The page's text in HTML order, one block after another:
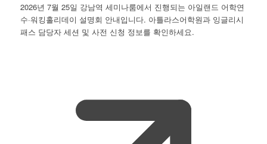
2026년 7월 25일 강남역 세미나룸에서 진행되는 아일랜드 어학연
수·워킹홀리데이 설명회 안내입니다. 아틀라스어학원과 잉글리시
패스 담당자 세션 및 사전 신청 정보를 확인하세요.